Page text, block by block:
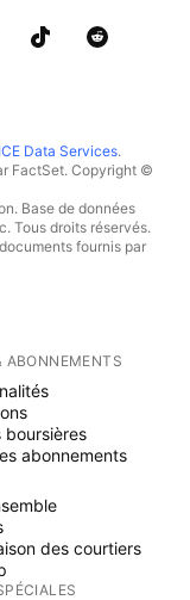
ICE Data Services.
FactSet. Copyright ©
Base de données
Tous droits réservés.
fournis par
ABONNEMENTS
boursières
abonnements
des courtiers